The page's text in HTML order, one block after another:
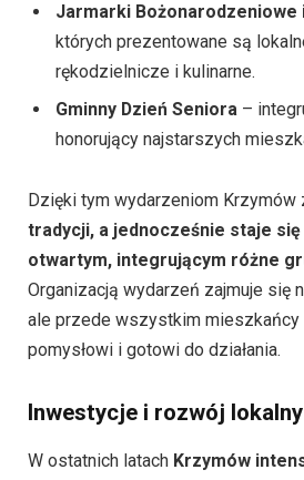
Jarmarki Bożonarodzeniowe
których prezentowane są
rękodzielnicze i kulinarne.
Gminny Dzień Seniora –
honorujący najstarszych
Dzięki tym wydarzeniom Krzymów
tradycji, a jednocześnie staje
otwartym, integrującym różne
Organizacją wydarzeń zajmuje się
ale przede wszystkim mieszkańcy
pomysłowi i gotowi do działania.
Inwestycje i rozwój lokalny
W ostatnich latach Krzymów